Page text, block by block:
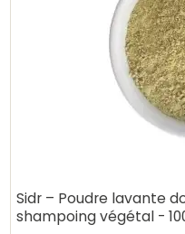
Sidr – Poudre lavante
shampoing végétal -